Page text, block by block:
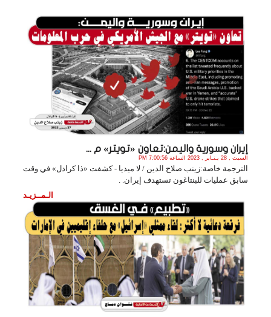
إيران وسورية واليمن:تعاون «تويتر» م ...
السبت , 28 يـنـاير , 2023 الساعة 7:00:56 PM
الترجمة خاصة:زينب صلاح الدين / لا ميديا - كشفت «ذا كرادل» في وقت
سابق عمليات للبنتاغون تستهدف إيران. .
الـمــزيـد